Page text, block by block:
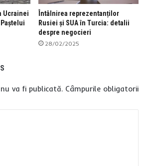
Ucrainei
Întâlnirea reprezentanților
Rusiei și SUA în Turcia: detalii
despre negocieri
28/02/2025
va fi publicată. Câmpurile obligatorii